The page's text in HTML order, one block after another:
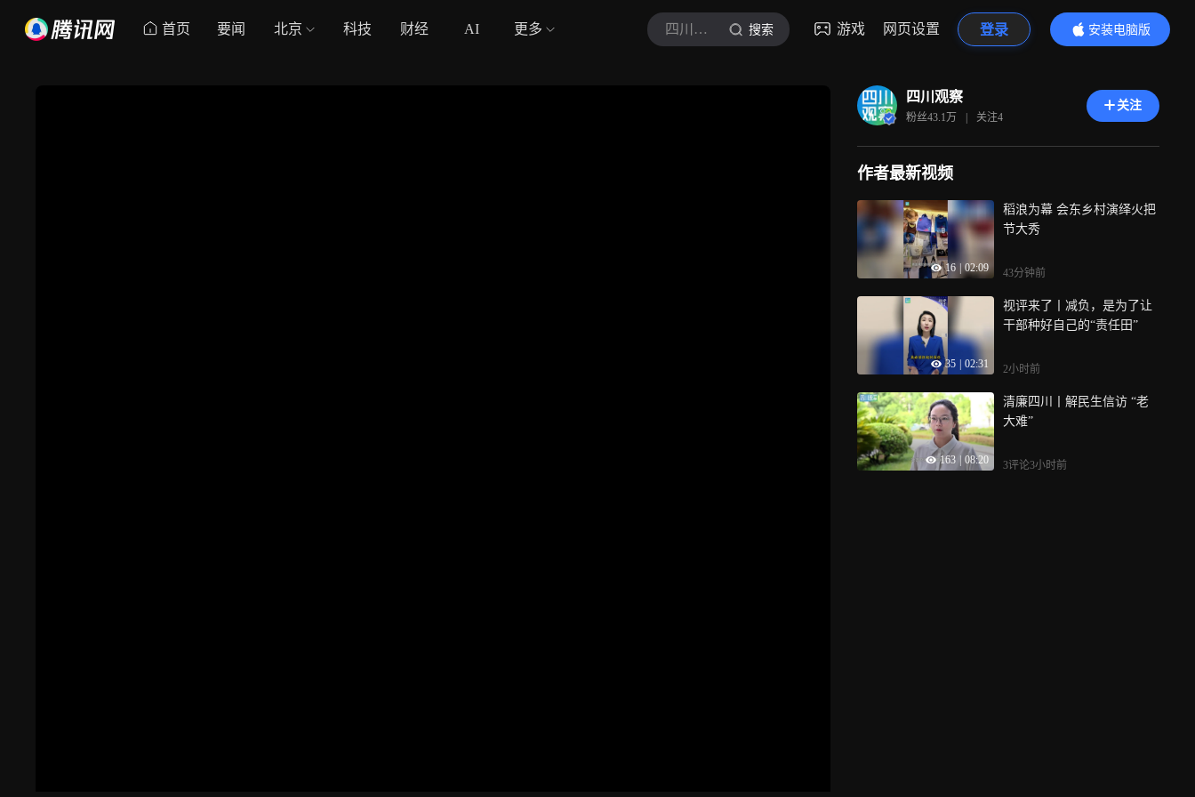
首页 要闻 北京 科技 财经 AI 更多 四川观察 搜索 游戏 网页设置 登录
安装电脑版
内容更精彩
四川观察
粉丝43.1万 | 关注4
关注
作者最新视频
16 02:09
稻浪为幕 会东乡村演绎火把
节大秀
43分钟前
35 02:31
视评来了丨减负，是为了让
干部种好自己的“责任田”
2小时前
163 08:20
清廉四川丨解民生信访 “老
大难”
3评论3小时前